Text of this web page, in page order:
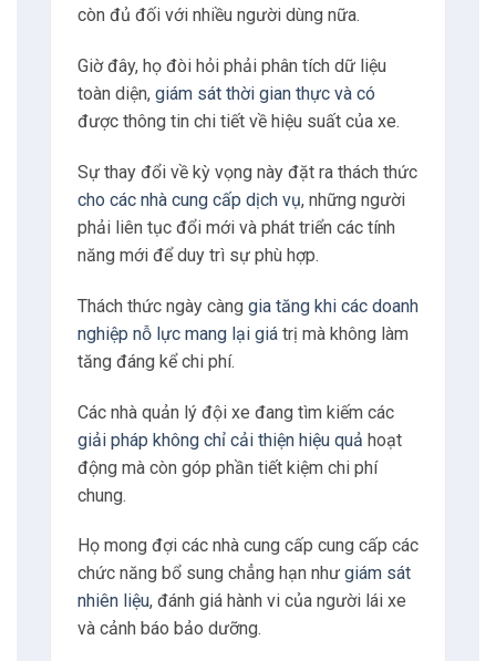
còn đủ đối với nhiều người dùng nữa.
Giờ đây, họ đòi hỏi phải phân tích dữ liệu
toàn diện, giám sát thời gian thực và có
được thông tin chi tiết về hiệu suất của xe.
Sự thay đổi về kỳ vọng này đặt ra thách thức
cho các nhà cung cấp dịch vụ, những người
phải liên tục đổi mới và phát triển các tính
năng mới để duy trì sự phù hợp.
Thách thức ngày càng gia tăng khi các doanh
nghiệp nỗ lực mang lại giátrị mà không làm
tăng đáng kể chi phí.
Các nhà quản lý đội xe đang tìm kiếm các
giải pháp không chỉ cải thiện hiệu quả hoạt
động mà còn góp phần tiết kiệm chi phí
chung.
Họ mong đợi các nhà cung cấp cung cấp các
chức năng bổ sung chẳng hạn như giám sát
nhiên liệu, đánh giá hành vi của người lái xe
và cảnh báo bảo dưỡng.